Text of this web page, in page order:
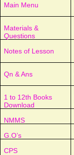
Main Menu
Materials &
Questions
Notes of Lesson
Qn & Ans
1 to 12th Books
Download
NMMS
G.O’s
CPS